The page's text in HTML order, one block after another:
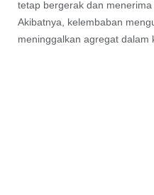
tetap bergerak dan
Akibatnya, kelembaban
meninggalkan agregat dalam